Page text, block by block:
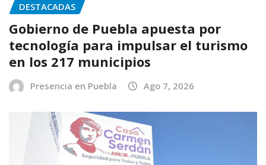
DESTACADAS
Gobierno de Puebla apuesta por
tecnología para impulsar el turismo
en los 217 municipios
Presencia en Puebla Ago 7, 2026